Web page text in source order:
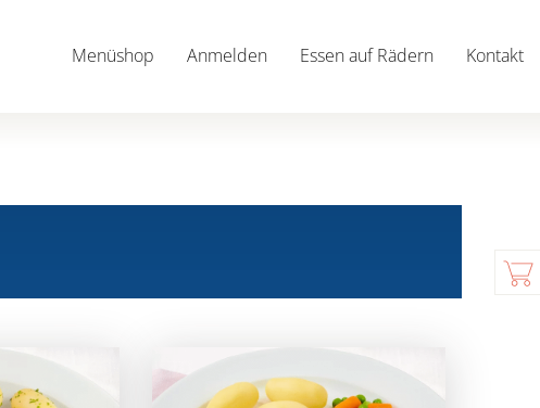
Menüshop Anmelden Essen auf Rädern Kontakt